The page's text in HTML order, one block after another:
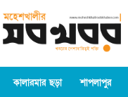
কালারমার ছড়া শাপলাপুর